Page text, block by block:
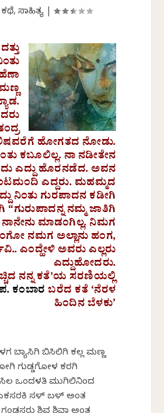
, ಸಾಹಿತ್ಯ|
ಹೋಗತದ ನೋಡು.
ಕಬೂಲಿಲ್ಲ. ನಾ ನಡೀತೇನ
ಎದ್ದು ಹೊರನಡೆದ. ಅವನ
ಎದ್ದರು. ಮಹಮ್ಮದ
ನಿಂತು ಗುರಪಾದನ ಕಡೀಗಿ
“ಗುರುಪಾದನ್ನ ನಮ್ಮ ಜಾತಿಗಿ
ನಾನೇನು ಮಾಡಂಗಿಲ್ಲ. ನಿಮಗ
ನಮಗ ಅಲ್ಲಾನು ಹಂಗ,
ಎಂದ್ಹೇಳಿ ಅವರು ಎಲ್ಲರು
ಎದ್ದುಹೋದರು.
ನನ್ನ ಕತೆʼಯ ಸರಣಿಯಲ್ಲಿ
ಕಂಬಾರ ಬರೆದ ಕತೆ ‘ನೆರಳ
ಹಿಂದಿನ ಬೆಳಕು’
ಬ್ಯಾಸಿಗಿ ಬಿಸಿಲಿಗಿ ಕಲ್ಲ ಮಣ್ಣ
ಗುಡ್ಡಗೋಳ ಕರಗಿ
ಒಂದಳತಿ ಮುಗಿಲಿನಿಂದ
ಸಳ್ ಬಳ್ ಅಂತ